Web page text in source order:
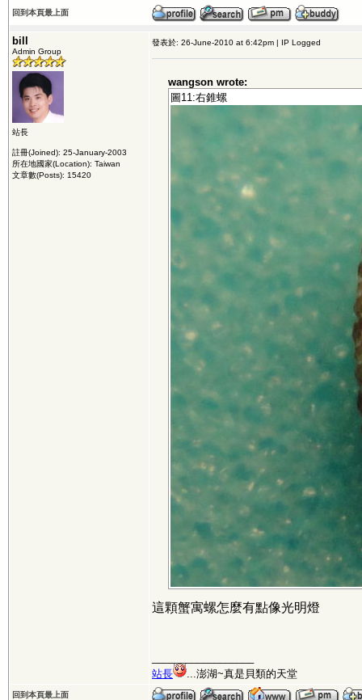
回到本頁最上面
bill
Admin Group
站長
註冊(Joined): 25-January-2003
所在地國家(Location): Taiwan
文章數(Posts): 15420
發表於: 26-June-2010 at 6:42pm | IP Logged
wangson wrote:
圖11:右錐螺
這顆蟹寓螺怎麼有點像光明燈
站長
...澎湖~真是貝類的天堂
回到本頁最上面